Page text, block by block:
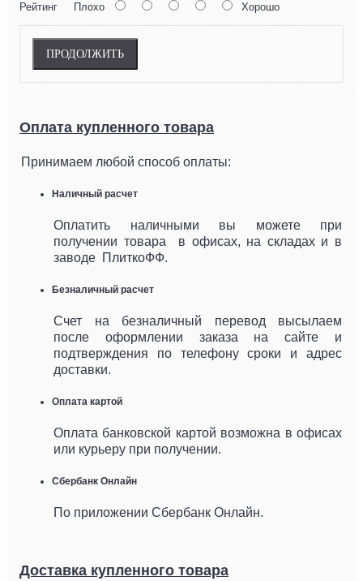
Рейтинг Плохо Хорошо
ПРОДОЛЖИТЬ
Оплата купленного товара
Принимаем любой способ оплаты:
Наличный расчет
Оплатить наличными вы можете при
получении товара в офисах, на складах и в
заводе ПлиткоФФ.
Безналичный расчет
Счет на безналичный перевод высылаем
после оформлении заказа на сайте и
подтверждения по телефону сроки и адрес
доставки.
Оплата картой
Оплата банковской картой возможна в офисах
или курьеру при получении.
Сбербанк Онлайн
По приложении Сбербанк Онлайн.
Доставка купленного товара